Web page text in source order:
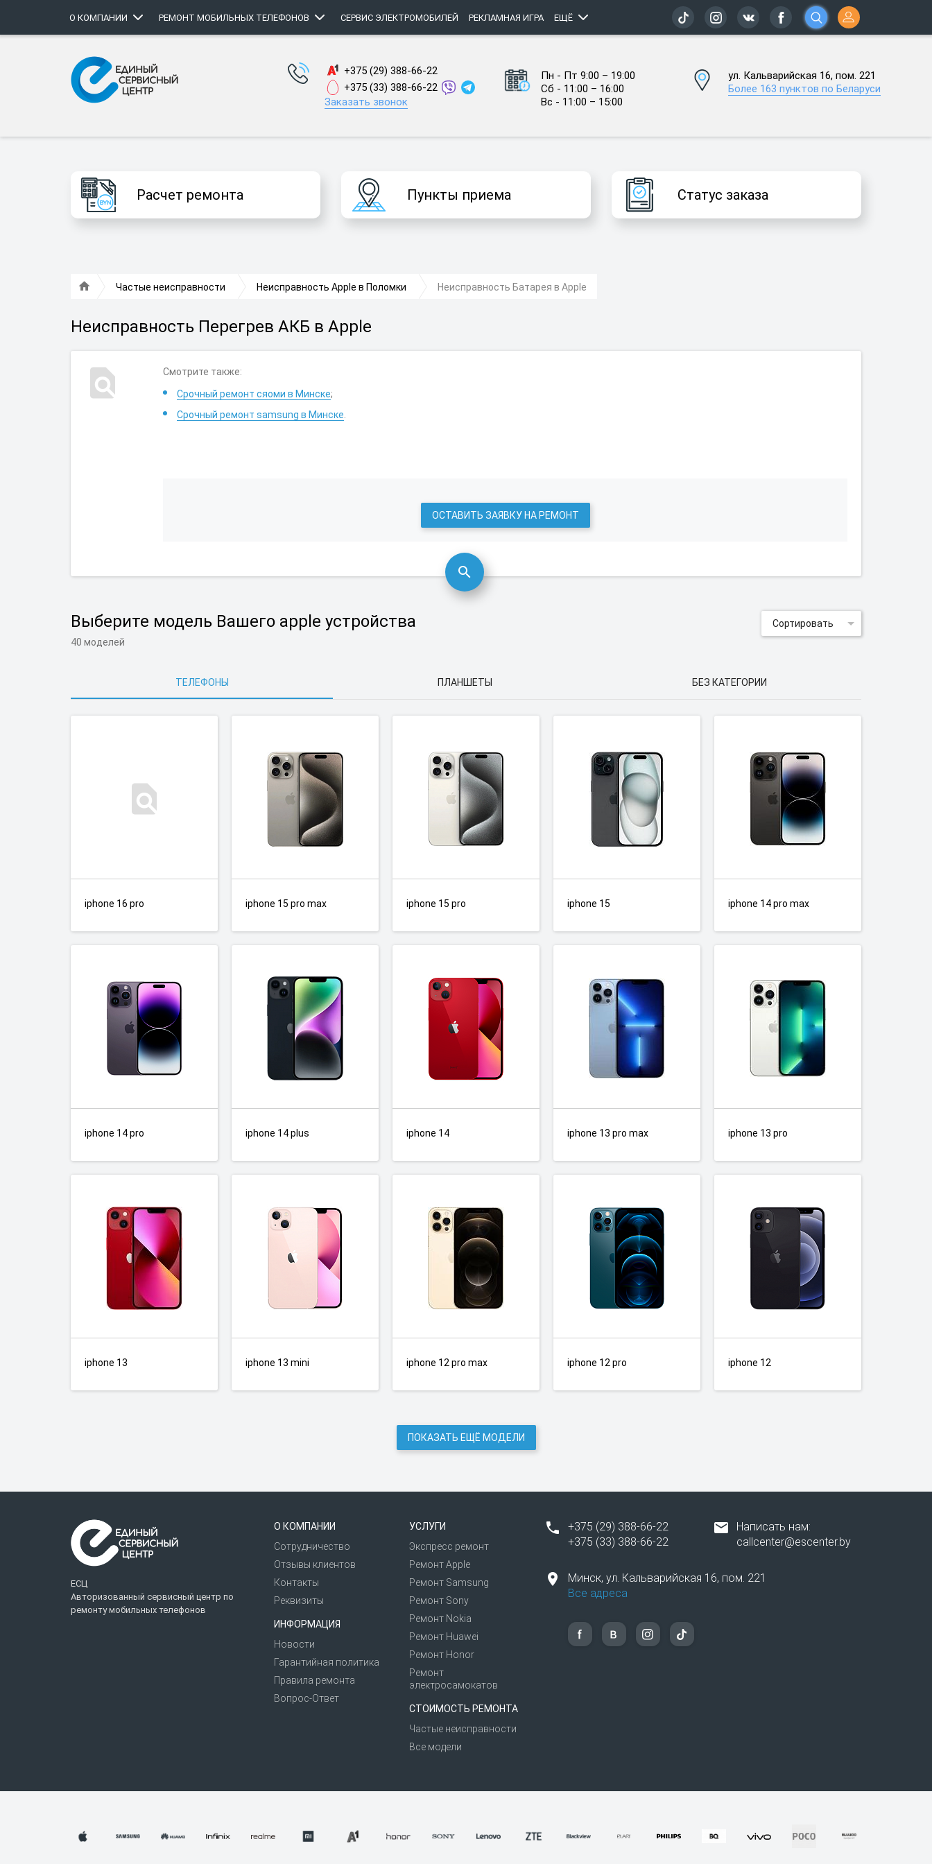
О КОМПАНИИ РЕМОНТ МОБИЛЬНЫХ ТЕЛЕФОНОВ СЕРВИС ЭЛЕКТРОМОБИЛЕЙ РЕКЛАМНАЯ ИГРА ЕЩЁ
+375 (29) 388-66-22
+375 (33) 388-66-22
Заказать звонок
Пн - Пт 9:00 – 19:00
Сб - 11:00 – 16:00
Вс - 11:00 – 15:00
ул. Кальварийская 16, пом. 221
Более 163 пунктов по Беларуси
Расчет ремонта Пункты приема Статус заказа
Частые неисправности Неисправность Apple в Поломки Неисправность Батарея в Apple
Неисправность Перегрев АКБ в Apple
Смотрите также:
Срочный ремонт сяоми в Минске;
Срочный ремонт samsung в Минске
ОСТАВИТЬ ЗАЯВКУ НА РЕМОНТ
Выберите модель Вашего apple устройства
40 моделей
Сортировать
ТЕЛЕФОНЫ ПЛАНШЕТЫ БЕЗ КАТЕГОРИИ
iphone 16 pro iphone 15 pro max iphone 15 pro iphone 15 iphone 14 pro max
iphone 14 pro iphone 14 plus iphone 14 iphone 13 pro max iphone 13 pro
iphone 13 iphone 13 mini iphone 12 pro max iphone 12 pro iphone 12
ПОКАЗАТЬ ЕЩЁ МОДЕЛИ
ЕСЦ
Авторизованный сервисный центр по
ремонту мобильных телефонов
О КОМПАНИИ
Сотрудничество
Отзывы клиентов
Контакты
Реквизиты
ИНФОРМАЦИЯ
Новости
Гарантийная политика
Правила ремонта
Вопрос-Ответ
УСЛУГИ
Экспресс ремонт
Ремонт Apple
Ремонт Samsung
Ремонт Sony
Ремонт Nokia
Ремонт Huawei
Ремонт Honor
Ремонт
электросамокатов
СТОИМОСТЬ РЕМОНТА
Частые неисправности
Все модели
+375 (29) 388-66-22
+375 (33) 388-66-22
Написать нам:
callcenter@escenter.by
Минск, ул. Кальварийская 16, пом. 221
Все адреса